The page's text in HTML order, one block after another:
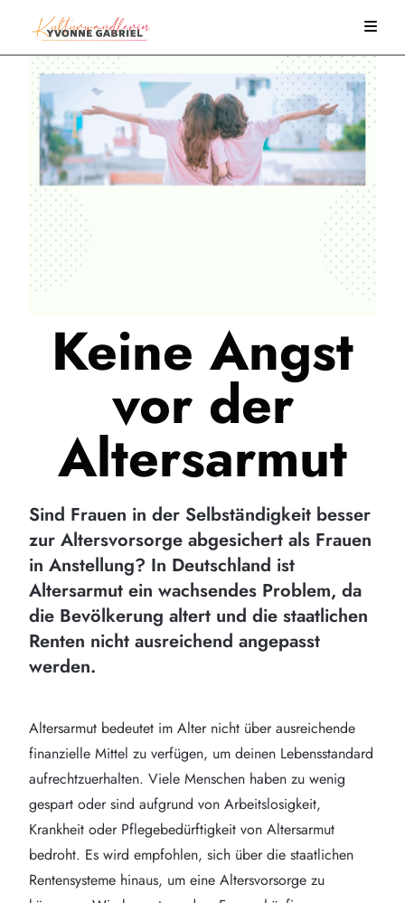
Keine Angst
vor der
Altersarmut
Sind Frauen in der Selbständigkeit besser
zur Altersvorsorge abgesichert als Frauen
in Anstellung? In Deutschland ist
Altersarmut ein wachsendes Problem, da
die Bevölkerung altert und die staatlichen
Renten nicht ausreichend angepasst
werden.
Altersarmut bedeutet im Alter nicht über ausreichende
finanzielle Mittel zu verfügen, um deinen Lebensstandard
aufrechtzuerhalten. Viele Menschen haben zu wenig
gespart oder sind aufgrund von Arbeitslosigkeit,
Krankheit oder Pflegebedürftigkeit von Altersarmut
bedroht. Es wird empfohlen, sich über die staatlichen
Rentensysteme hinaus, um eine Altersvorsorge zu